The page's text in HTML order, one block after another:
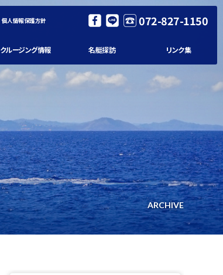
個人情報保護方針 072-827-1150
クルージング情報 名艇探訪 リンク集
ARCHIVE